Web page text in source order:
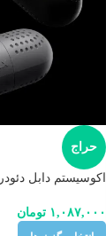
حراج
اکوسیستم دابل
۱,۰۸۷,۰۰۰ تومان